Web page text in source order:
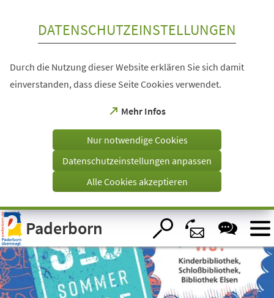
Visuelle
Assistenzsoftware
öffnen.
DATENSCHUTZEINSTELLUNGEN
Durch die Nutzung dieser Website erklären Sie sich damit
einverstanden, dass diese Seite Cookies verwendet.
Mehr Infos
(Öffnet
einem
Tab)
Nur notwendige Cookies
Datenschutzeinstellungen anpassen
Alle Cookies akzeptieren
Paderborn